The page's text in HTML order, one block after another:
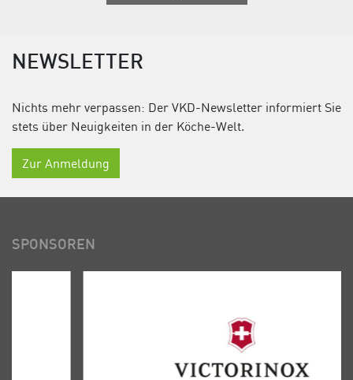
NEWSLETTER
Nichts mehr verpassen: Der VKD-Newsletter informiert Sie
stets über Neuigkeiten in der Köche-Welt.
Zur Anmeldung
SPONSOREN